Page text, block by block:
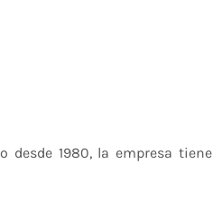
desde 1980, la empresa tiene